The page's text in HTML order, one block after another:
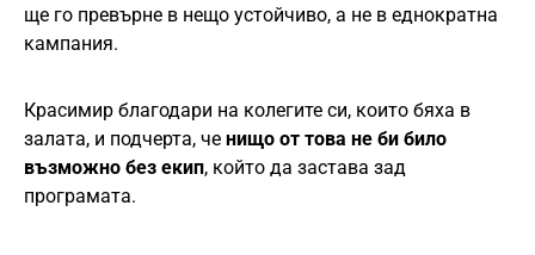
ще го превърне в нещо устойчиво, а не в еднократна
кампания.
Красимир благодари на колегите си, които бяха в
залата, и подчерта, че нищо от това не би било
възможно без екип, който да застава зад
програмата.